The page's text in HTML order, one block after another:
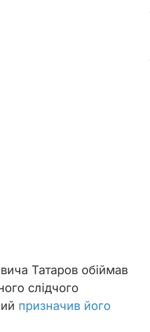
Татаров обіймав
слідчого
призначив його